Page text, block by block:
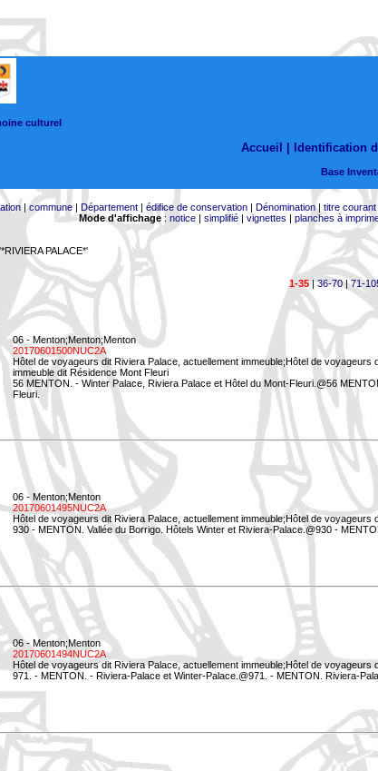
culturel
Accueil | Identification
Base
|commune| Département| édifice de conservation| Dénomination| titre courant
Mode d'affichage: notice| simplifié| vignettes | planches à
PALACE*'
1-35|36-70|71-
06 - Menton;Menton;Menton
20170601500NUC2A
Hôtel de voyageurs dit Riviera Palace, actuellement immeuble;Hôtel de
immeuble dit Résidence Mont Fleuri
56 MENTON. - Winter Palace, Riviera Palace et Hôtel du Mont-Fleuri.@56
Fleuri.
06 - Menton;Menton
20170601495NUC2A
Hôtel de voyageurs dit Riviera Palace, actuellement immeuble;Hôtel de
930 - MENTON. Vallée du Borrigo. Hôtels Winter et Riviera-Palace.@930 -
06 - Menton;Menton
20170601494NUC2A
Hôtel de voyageurs dit Riviera Palace, actuellement immeuble;Hôtel de voyageurs
971. - MENTON. - Riviera-Palace et Winter-Palace.@971. - MENTON. Riviera-